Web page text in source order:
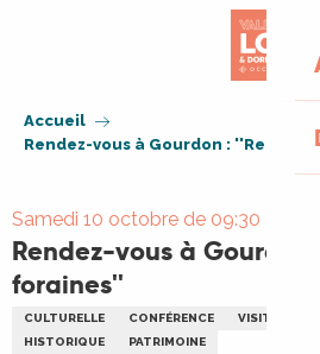
Accueil
Rendez-vous à Gourdon :
Samedi 10 octobre de 09:30 à 18:00
Rendez-vous à
foraines''
CULTURELLE CONFÉRENCE VISITE GUIDÉE
HISTORIQUE
PATRIMOINE